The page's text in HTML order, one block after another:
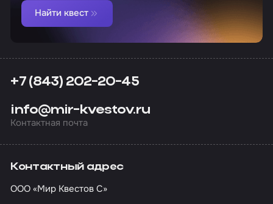
Найти квест
+7 (843) 202-20-45
info@mir-kvestov.ru
Контактная почта
Контактный адрес
ООО «Мир Квестов С»